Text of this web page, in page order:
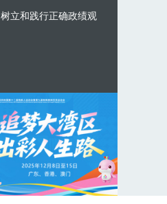
树立和践行正确政绩观